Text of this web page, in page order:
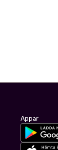
Appar